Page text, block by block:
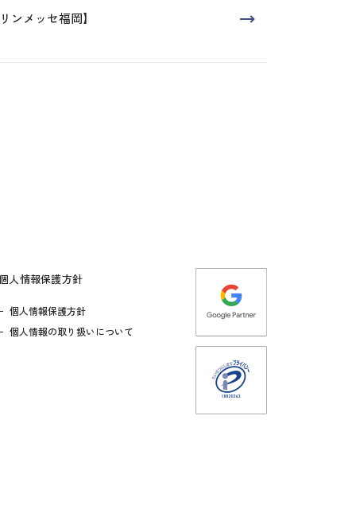
メッセ福岡】
人情報保護方針
個人情報保護方針
個人情報の取り扱いについて